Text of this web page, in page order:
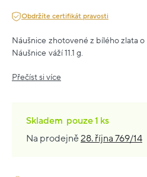
Obdržíte certifikát pravosti
Náušnice zhotovené z bílého zlata
Náušnice váží 11.1 g.
Přečíst si více
Skladem pouze1 ks
Na prodejně28. října 769/14